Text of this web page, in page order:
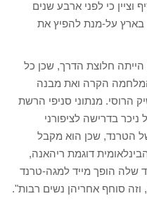
וציין כי לפני ארבע שנים
בארץ על-מנת להפיץ את
חלוצת הדרך, שכן כל
המלחמה הקרה ואת מבנה
הרוסי. מנתוני סניפי הרשת
ניכר בדרישה לציפורני
הטרנד, שכן הוא מקבל
דוגמת ריהאנה,
שלה הופך מייד למגה-טרנד
וזה סוחף אחריהן נשים רבות".